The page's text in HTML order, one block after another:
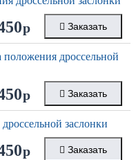
р Заказать
положения дроссельной
р Заказать
заслонки
р Заказать